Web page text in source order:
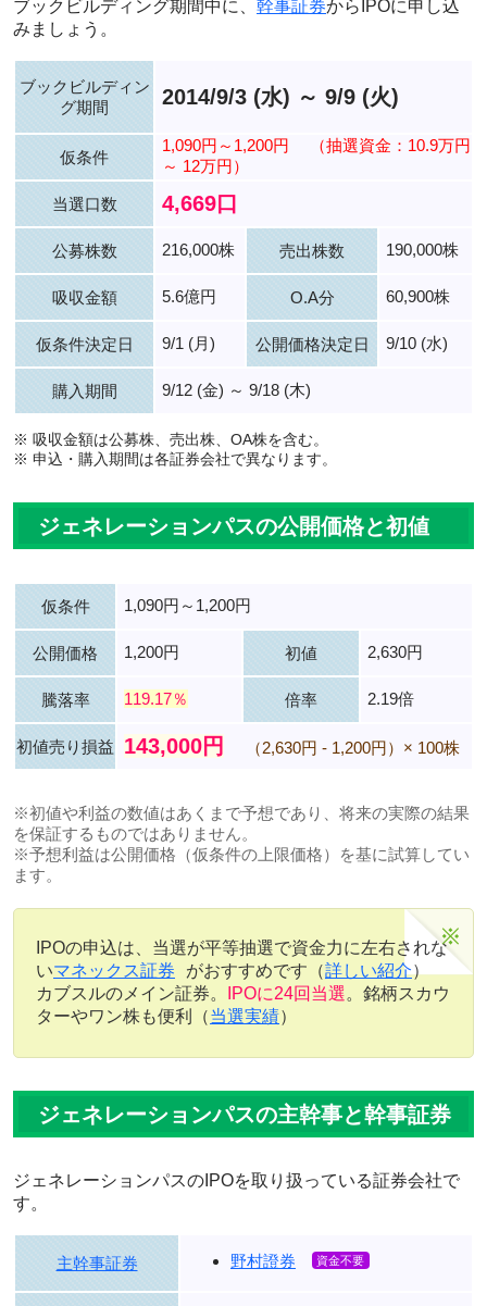
ブックビルディング期間中に、 幹事証券からIPOに申し込
みましょう。
ブックビルディン
グ期間
2014/9/3 (水) ～ 9/9 (火)
仮条件
1,090円～1,200円
（抽選資金：10.9万円
～ 12万円）
当選口数 4,669口
公募株数 216,000株 売出株数 190,000株
吸収金額 5.6億円 O.A分 60,900株
仮条件決定日 9/1 (月) 公開価格決定日 9/10 (水)
購入期間 9/12 (金) ～ 9/18 (木)
※ 吸収金額は公募株、売出株、OA株を含む。
※ 申込・購入期間は各証券会社で異なります。
ジェネレーションパスの公開価格と初値
仮条件 1,090円～1,200円
公開価格 1,200円 初値 2,630円
騰落率 119.17％ 倍率 2.19倍
初値売り損益 143,000円 （2,630円 - 1,200円）× 100株
※初値や利益の数値はあくまで予想であり、将来の実際の結果
を保証するものではありません。
※予想利益は公開価格（仮条件の上限価格）を基に試算してい
ます。
IPOの申込は、当選が平等抽選で資金力に左右されな
いマネックス証券 がおすすめです（詳しい紹介）
カブスルのメイン証券。
IPOに24回当選。銘柄スカウ
ターやワン株も便利（当選実績）
ジェネレーションパスの主幹事と幹事証券
ジェネレーションパスのIPOを取り扱っている証券会社で
す。
主幹事証券 野村證券